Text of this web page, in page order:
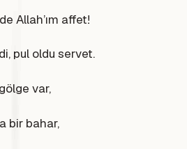
Allah’ım affet!
pul oldu servet.
var,
bir bahar,